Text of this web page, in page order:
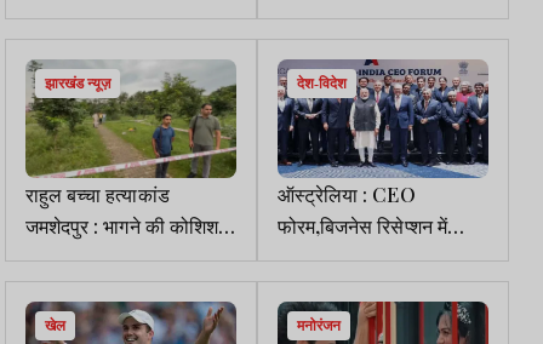
कंप्यूटर ऑपरेटरों को नियमित
नियुक्ति में मिलेगी छूट
दाखिल की पहली चार्जशीट
झारखंड न्यूज़
राहुल बच्चा हत्याकांड
जमशेदपुर : भागने की कोशिश
कर रहे मुख्य आरोपी शब्बे का
एनकाउंटर, पैर में लगी गोली
देश-विदेश
ऑस्ट्रेलिया : CEO
फोरम,बिजनेस रिसेप्शन में
शामिल हुए मोदी, यूरेनियम डील
पर मुहर लगी, अल्बनीज ने
सेल्फी ली
खेल मनोरंजन